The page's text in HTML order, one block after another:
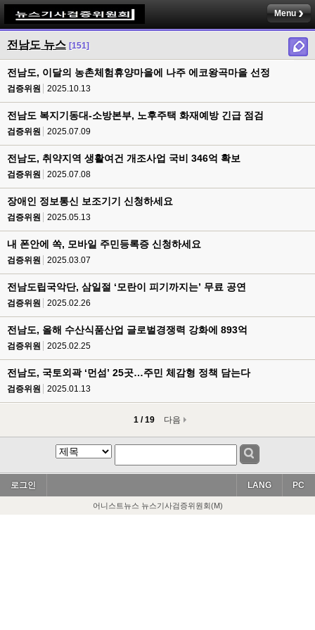
Menu
전남도 뉴스 [151]
전남도, 이달의 농촌체험휴양마을에 나주 에코왕곡마을 선정
검증위원 2025.10.13
전남도 복지기동대-소방본부, 노후주택 화재예방 긴급 점검
검증위원 2025.07.09
전남도, 취약지역 생활여건 개조사업 국비 346억 확보
검증위원 2025.07.08
장애인 정보통신 보조기기 신청하세요
검증위원 2025.05.13
내 폰안에 쏙, 모바일 주민등록증 신청하세요
검증위원 2025.03.07
전남도립국악단, 삼일절 ‘모란이 피기까지는’ 무료 공연
검증위원 2025.02.26
전남도, 올해 수산식품산업 글로벌경쟁력 강화에 893억
검증위원 2025.02.25
전남도, 국토외곽 ‘먼섬’ 25곳…주민 체감형 정책 담는다
검증위원 2025.01.13
1 / 19 다음
로그인 PC
LANG
어니스트뉴스 뉴스기사검증위원회(M)